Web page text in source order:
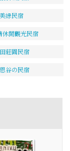
美綠民宿
休閒觀光民宿
莊園民宿
谷の民宿